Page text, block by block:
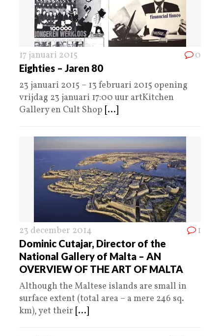
17 januari 2015 0
Eighties – Jaren 80
23 januari 2015 – 13 februari 2015 opening
vrijdag 23 januari 17:00 uur artKitchen
Gallery en Cult Shop [...]
23 december 2014 1
Dominic Cutajar, Director of the
National Gallery of Malta – AN
OVERVIEW OF THE ART OF MALTA
Although the Maltese islands are small in
surface extent (total area – a mere 246 sq.
km), yet their [...]